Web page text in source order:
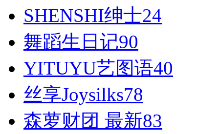
SHENSHI绅士24
舞蹈生日记90
YITUYU艺图语40
丝享Joysilks78
森萝财团 最新83